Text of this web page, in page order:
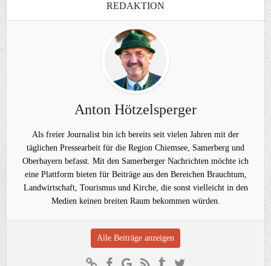
REDAKTION
Anton Hötzelsperger
Als freier Journalist bin ich bereits seit vielen Jahren mit der
täglichen Pressearbeit für die Region Chiemsee, Samerberg und
Oberbayern befasst. Mit den Samerberger Nachrichten möchte ich
eine Plattform bieten für Beiträge aus den Bereichen Brauchtum,
Landwirtschaft, Tourismus und Kirche, die sonst vielleicht in den
Medien keinen breiten Raum bekommen würden.
Alle Beiträge anzeigen